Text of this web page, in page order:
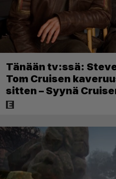
Tänään tv:ssä:
Tom Cruisen
sitten – Syynä